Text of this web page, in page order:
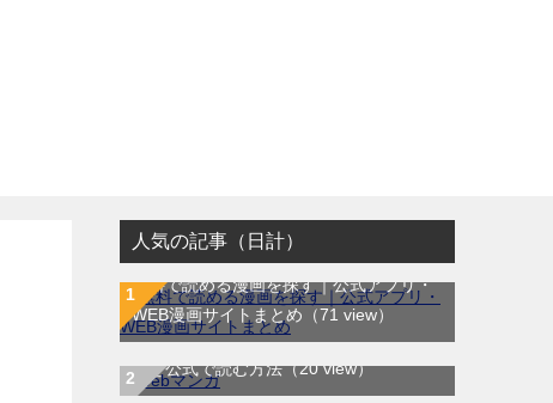
人気の記事（日計）
無料で読める漫画を探す｜公式アプリ・
WEB漫画サイトまとめ （71 view）
WEB漫画サイト一覧｜ブラウザで無料漫
画を公式で読む方法（20 view）
龍と苺｜最新刊第4巻！全巻無料で読める
公式マンガアプリ＿サンデーうぇぶり（8